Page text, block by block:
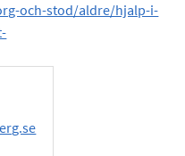
och-stod/aldre/hjalp-i-